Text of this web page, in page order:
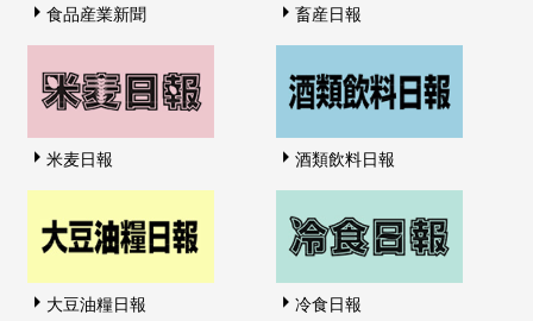
食品産業新聞 畜産日報
米麦日報 酒類飲料日報
大豆油糧日報 冷食日報